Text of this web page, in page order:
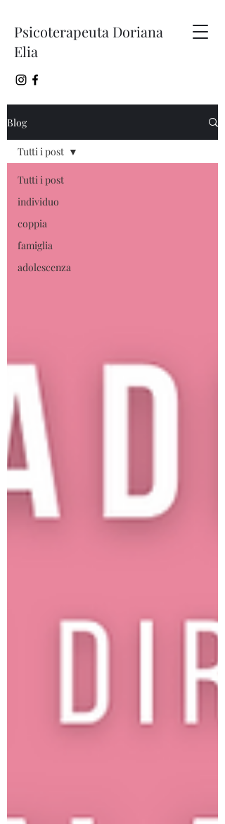
Psicoterapeuta Doriana
Elia
Blog
Tutti i post
individuo
coppia
famiglia
adolescenza
Tutti i post